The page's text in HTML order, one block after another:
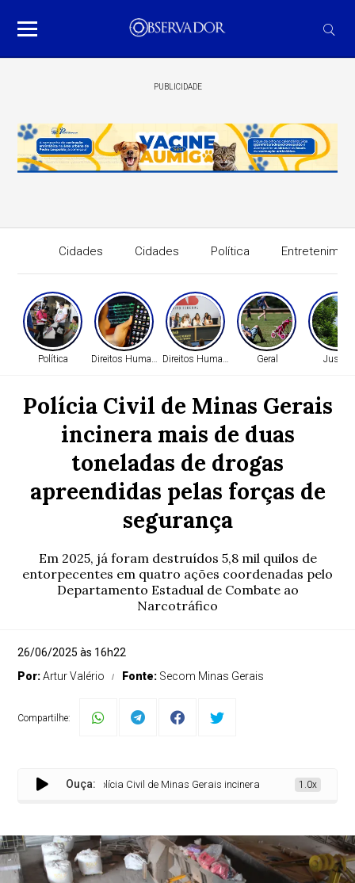
PUBLICIDADE
Cidades Cidades Política
Política Direitos HumanosDireitos Humanos Geral Justiça
Polícia Civil de Minas Gerais
incinera mais de duas
toneladas de drogas
apreendidas pelas forças de
segurança
Em 2025, já foram destruídos 5,8 mil quilos de
entorpecentes em quatro ações coordenadas pelo
Departamento Estadual de Combate ao
Narcotráfico
26/06/2025 às 16h22
Por:Artur Valério Fonte: Secom Minas Gerais
Compartilhe:
Ouça:
Polícia Civil de Minas Gerais incinera mais de duas1.0x